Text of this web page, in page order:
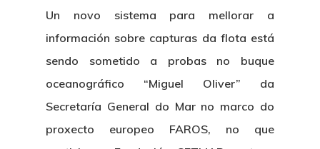
Un novo sistema para mellorar a
información sobre capturas da flota está
sendo sometido a probas no buque
oceanográfico “Miguel Oliver” da
Secretaría General do Mar no marco do
proxecto europeo FAROS, no que